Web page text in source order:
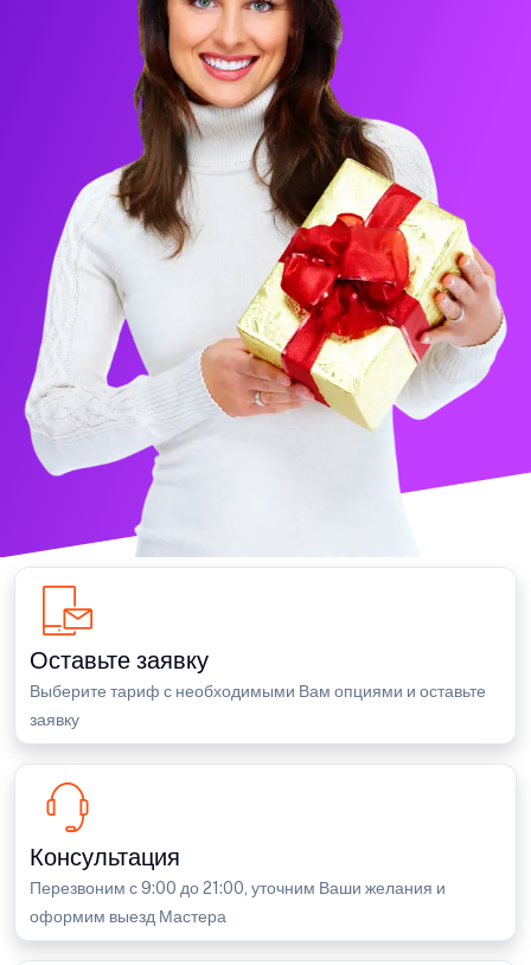
Оставьте заявку
Выберите тариф с необходимыми Вам опциями и оставьте
заявку
Консультация
Перезвоним с 9:00 до 21:00, уточним Ваши желания и
оформим выезд Мастера